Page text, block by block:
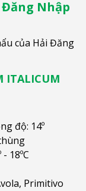
Đăng Nhập
của Hải Đăng
ITALICUM
độ: 14º
- 18ºC
Primitivo